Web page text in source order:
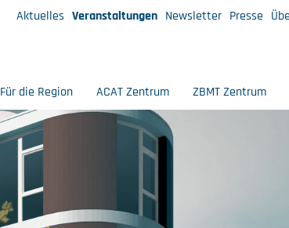
Aktuelles Veranstaltungen Newsletter Presse
Für die Region ACAT Zentrum ZBMT Zentrum